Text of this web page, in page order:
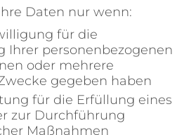
Daten nur wenn:
für die
Ihrer personenbezogenen
oder mehrere
gegeben haben
für die Erfüllung eines
zur Durchführung
Maßnahmen